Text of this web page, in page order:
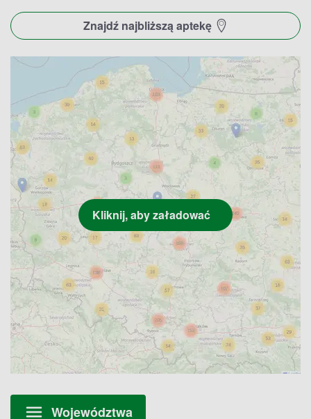
Znajdź najbliższą aptekę
Województwa